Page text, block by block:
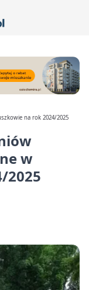
na rok 2024/2025
w
2025